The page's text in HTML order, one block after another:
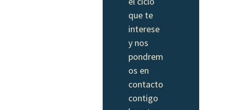
que te
interese
y nos
pondrem
os en
contacto
contigo